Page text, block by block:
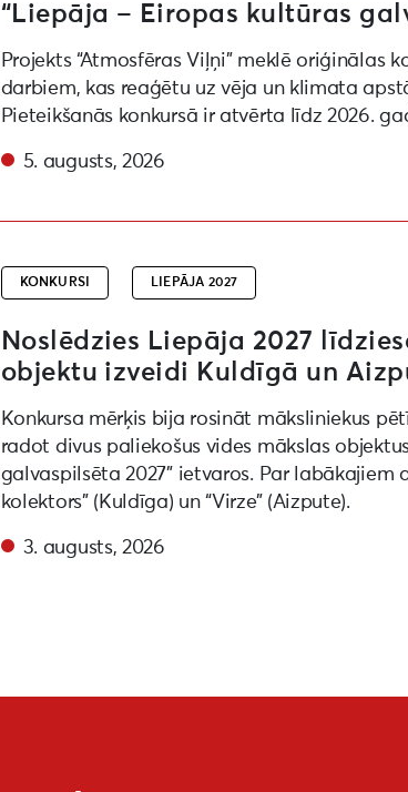
“Liepāja – Eiropas kultūras
Projekts “Atmosfēras Viļņi” meklē oriģinālas
darbiem, kas reaģētu uz vēja un klimata
Pieteikšanās konkursā ir atvērta līdz 2026.
5. augusts, 2026
KONKURSI LIEPĀJA 2027
Noslēdzies Liepāja 2027
objektu izveidi Kuldīgā un
Konkursa mērķis bija rosināt māksliniekus
radot divus paliekošus vides mākslas
galvaspilsēta 2027” ietvaros. Par
kolektors” (Kuldīga) un “Virze” (Aizpute).
3. augusts, 2026